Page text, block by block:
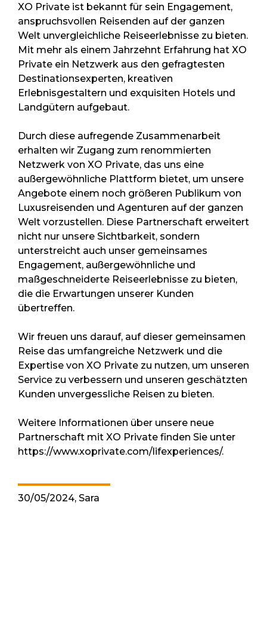
XO Private ist bekannt für sein Engagement,
anspruchsvollen Reisenden auf der ganzen
Welt unvergleichliche Reiseerlebnisse zu bieten.
Mit mehr als einem Jahrzehnt Erfahrung hat XO
Private ein Netzwerk aus den gefragtesten
Destinationsexperten, kreativen
Erlebnisgestaltern und exquisiten Hotels und
Landgütern aufgebaut.
Durch diese aufregende Zusammenarbeit
erhalten wir Zugang zum renommierten
Netzwerk von XO Private, das uns eine
außergewöhnliche Plattform bietet, um unsere
Angebote einem noch größeren Publikum von
Luxusreisenden und Agenturen auf der ganzen
Welt vorzustellen. Diese Partnerschaft erweitert
nicht nur unsere Sichtbarkeit, sondern
unterstreicht auch unser gemeinsames
Engagement, außergewöhnliche und
maßgeschneiderte Reiseerlebnisse zu bieten,
die die Erwartungen unserer Kunden
übertreffen.
Wir freuen uns darauf, auf dieser gemeinsamen
Reise das umfangreiche Netzwerk und die
Expertise von XO Private zu nutzen, um unseren
Service zu verbessern und unseren geschätzten
Kunden unvergessliche Reisen zu bieten.
Weitere Informationen über unsere neue
Partnerschaft mit XO Private finden Sie unter
https://www.xoprivate.com/lifexperiences/.
30/05/2024, Sara